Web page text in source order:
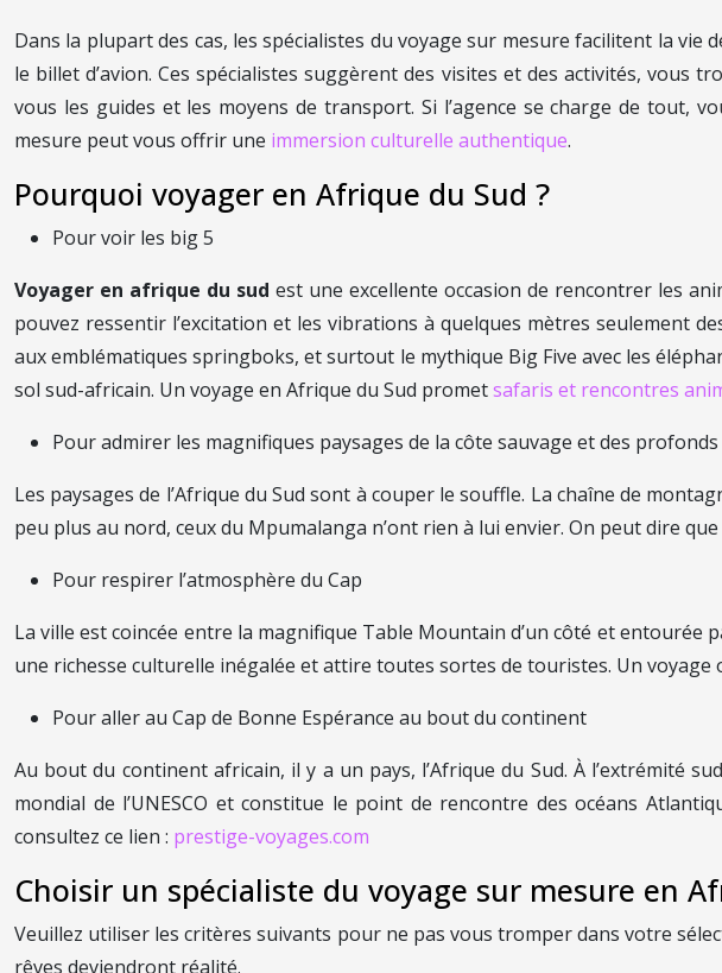
Dans la plupart des cas, les spécialistes du voyage sur mesure facilitent la
le billet d’avion. Ces spécialistes suggèrent des visites et des activités,
vous les guides et les moyens de transport. Si l’agence se charge de tout,
mesure peut vous offrir une immersion culturelle authentique.
Pourquoi voyager en Afrique du Sud ?
Pour voir les big 5
Voyager en afrique du sud est une excellente occasion de rencontrer les
pouvez ressentir l’excitation et les vibrations à quelques mètres seulement
aux emblématiques springboks, et surtout le mythique Big Five avec les
sol sud-africain. Un voyage en Afrique du Sud prometsafaris et rencontres
Pour admirer les magnifiques paysages de la côte sauvage et des
Les paysages de l’Afrique du Sud sont à couper le souffle. La chaîne de
peu plus au nord, ceux du Mpumalanga n’ont rien à lui envier. On peut dire
Pour respirer l’atmosphère du Cap
La ville est coincée entre la magnifique Table Mountain d’un côté et entourée
une richesse culturelle inégalée et attire toutes sortes de touristes. Un
Pour aller au Cap de Bonne Espérance au bout du continent
Au bout du continent africain, il y a un pays, l’Afrique du Sud. À l’extrémité
mondial de l’UNESCO et constitue le point de rencontre des océans
consultez ce lien : prestige-voyages.com
Choisir un spécialiste du voyage sur mesure en
Veuillez utiliser les critères suivants pour ne pas vous tromper dans votre
rêves deviendront réalité.